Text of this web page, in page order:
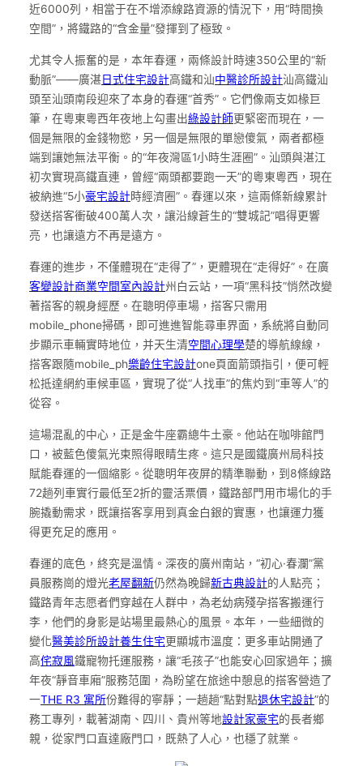
近6000列，相當于在不增添線路資源的情況下，用“時間換
空間”，將鐵路的“含金量”發揮到了極致。
尤其令人振奮的是，本年春運，兩條設計時速350公里的“新
動脈”——廣湛日式住宅設計高鐵和汕中醫診所設計汕高鐵汕
頭至汕頭南段迎來了本身的春運“首秀”。它們像兩支如椽巨
筆，在粵東粵西年夜地上勾畫出綠設計師更緊密而現在，一
個是無限的金錢物慾，另一個是無限的單戀傻氣，兩者都極
端到讓她無法平衡。的“年夜灣區1小時生涯圈”。汕頭與湛江
初次實現高鐵直連，曾經“兩頭都要跑一天”的粵東粵西，現在
被納進“5小豪宅設計時經濟圈”。春運以來，這兩條新線累計
發送搭客衝破400萬人次，讓沿線蒼生的“雙城記”唱得更響
亮，也讓遠方不再是遠方。
春運的進步，不僅體現在“走得了”，更體現在“走得好”。在廣
客變設計商業空間室內設計州白云站，一項“黑科技”悄然改變
著搭客的親身經歷。在聰明停車場，搭客只需用
mobile_phone掃碼，即可進進智能尋車界面，系統將自動同
步顯示車輛實時地位，并天生清空間心理學楚的導航線線，
搭客跟隨mobile_ph樂齡住宅設計one頁面箭頭指引，便可輕
松抵達網約車候車區，實現了從“人找車”的焦灼到“車等人”的
從容。
這場混亂的中心，正是金牛座霸總牛土豪。他站在咖啡館門
口，被藍色傻氣光束照得眼睛生疼。這只是國鐵廣州局科技
賦能春運的一個縮影。從聰明年夜屏的精準聯動，到8條線路
72趟列車實行最低至2折的靈活票價，鐵路部門用市場化的手
腕撬動需求，既讓搭客享用到真金白銀的實惠，也讓運力獲
得更充足的應用。
春運的底色，終究是溫情。深夜的廣州南站，“初心·春瀾”黨
員服務崗的燈光老屋翻新仍然為晚歸新古典設計的人點亮；
鐵路青年志愿者們穿越在人群中，為老幼病殘孕搭客搬運行
李，他們的身影是站場里最熱心的風景。本年，一些細微的
變化醫美診所設計養生住宅更顯城市溫度：更多車站開通了
高侘寂風鐵寵物托運服務，讓“毛孩子”也能安心回家過年；擴
年夜“靜音車廂”服務范圍，為盼望在旅途中憩息的搭客營造了
一THE R3 寓所份難得的寧靜；一趟趟“點對點退休宅設計”的
務工專列，載著湖南、四川、貴州等地設計家豪宅的長者鄉
親，從家門口直達廠門口，既熱了人心，也穩了就業。